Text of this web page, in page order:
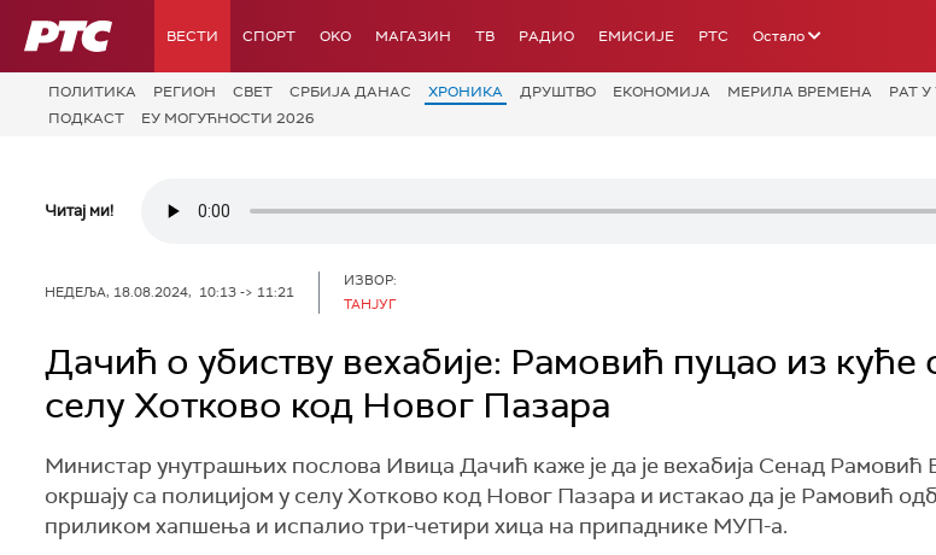
РТС ВЕСТИ СПОРТ OKO МАГАЗИН ТВ РАДИО ЕМИСИЈЕ РТС Остало
ПОЛИТИКА РЕГИОН СВЕТ СРБИЈА ДАНАС ХРОНИКА ДРУШТВО ЕКОНОМИЈА МЕРИЛА ВРЕМЕНА РАТ
ПОДКАСТ
ЕУ МОГУЋНОСТИ 2026
Читај ми!
НЕДЕЉА, 18.08.2024, 10:13 -> 11:21
ИЗВОР:
ТАНЈУГ
Дачић о убиству вехабије: Рамовић пуцао из куће
селу Хотково код Новог Пазара
Министар унутрашњих послова Ивица Дачић каже је да је вехабија Сенад Рамовић
окршају са полицијом у селу Хотково код Новог Пазара и истакао да је Рамовић
приликом хапшења и испалио три-четири хица на припаднике МУП-а.